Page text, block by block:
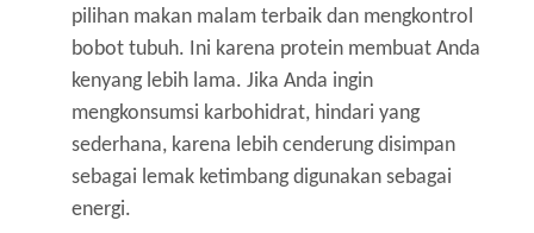
pilihan makan malam terbaik dan mengkontrol
bobot tubuh. Ini karena protein membuat Anda
kenyang lebih lama. Jika Anda ingin
mengkonsumsi karbohidrat, hindari yang
sederhana, karena lebih cenderung disimpan
sebagai lemak ketimbang digunakan sebagai
energi.